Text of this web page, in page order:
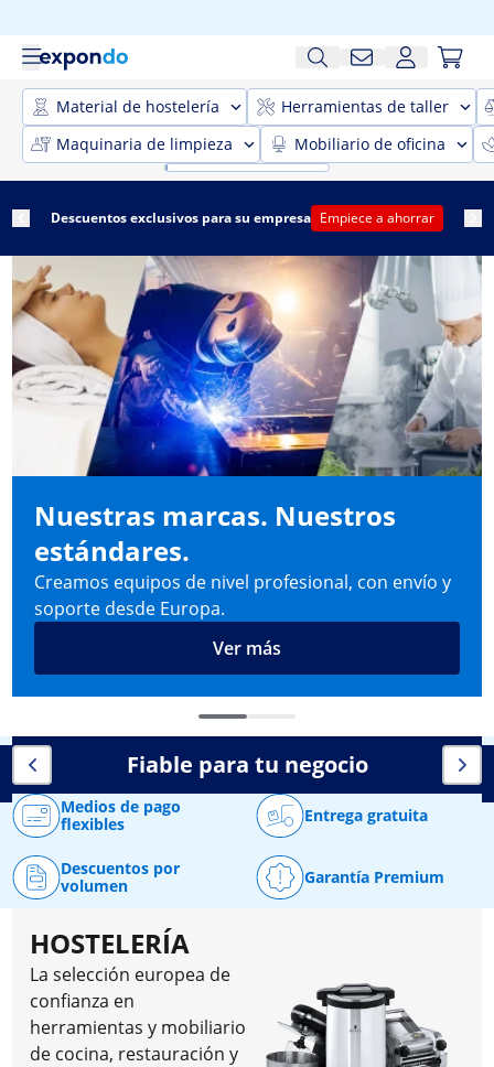
Material de hostelería
Herramientas de taller
Maquinaria de limpieza
Mobiliario de oficina
Descuentos exclusivos para su empresa Empiece a ahorrar
Nuestras marcas. Nuestros
estándares.
Creamos equipos de nivel profesional, con envío y
soporte desde Europa.
Ver más
Fiable para tu negocio
Medios de pago
flexibles
Entrega gratuita
Descuentos por
volumen
Garantía Premium
HOSTELERÍA
La selección europea de
confianza en
herramientas y mobiliario
de cocina, restauración y